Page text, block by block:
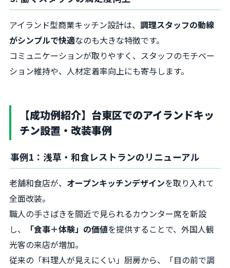
アイランド型商業キッチン設計は、 調理スタッフの動線
がシンプルで快適なのも大きな特徴です。
コミュニケーションが取りやすく、スタッフのモチベー
ション維持や、人材定着率向上にも寄与します。
【成功例紹介】台東区でのアイランドキッ
チン設置・改装事例
事例1：浅草・和食レストランのリニューアル
老舗和食店が、 オープンキッチンデザインを取り入れて
全面改装。
職人の手さばきを間近で見られるカウンター席を新設
し、
「食事＋体験」の価値を提供することで、外国人観
光客の来店が増加。
従来の「料理人が見えにくい」厨房から、「目の前で調